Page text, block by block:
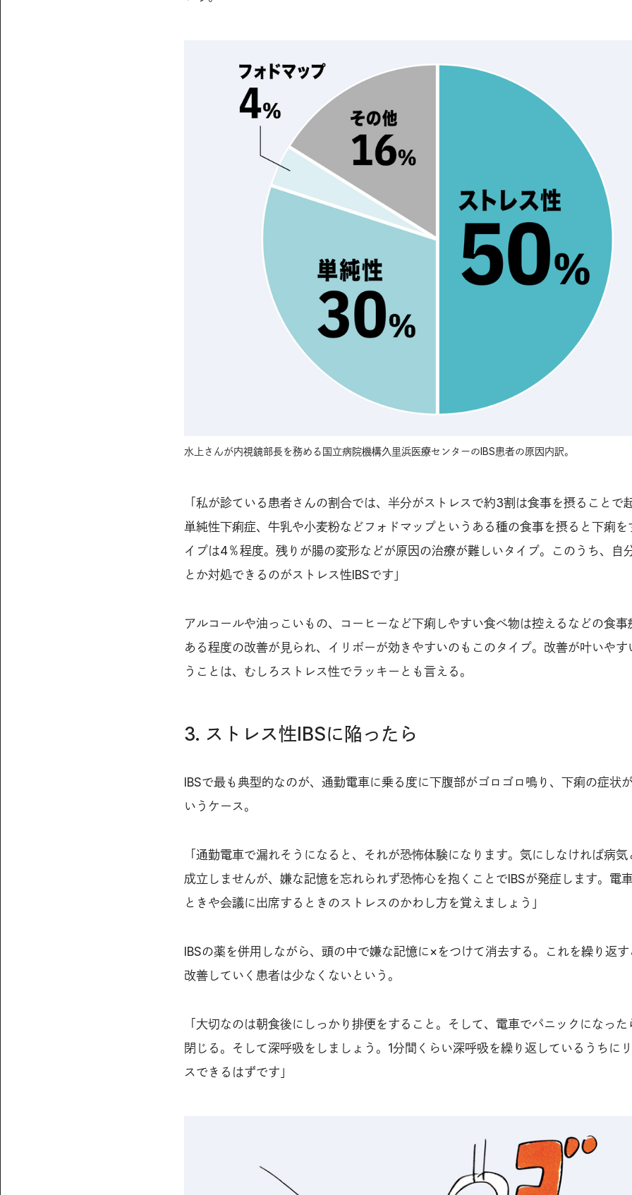
水上さんが内視鏡部長を務める国立病院機構久里浜医療センターのIBS患者の原因内訳。
「私が診ている患者さんの割合では、半分がストレスで約3割は食事を摂ることで
単純性下痢症、牛乳や小麦粉などフォドマップというある種の食事を摂ると下痢を
イプは4％程度。残りが腸の変形などが原因の治療が難しいタイプ。このうち、自
とか対処できるのがストレス性IBSです」
アルコールや油っこいもの、コーヒーなど下痢しやすい食べ物は控えるなどの食事
ある程度の改善が見られ、イリボーが効きやすいのもこのタイプ。改善が叶いやす
うことは、むしろストレス性でラッキーとも言える。
3. ストレス性IBSに陥ったら
IBSで最も典型的なのが、通勤電車に乗る度に下腹部がゴロゴロ鳴り、下痢の症状
いうケース。
「通勤電車で漏れそうになると、それが恐怖体験になります。気にしなければ病気
成立しませんが、嫌な記憶を忘れられず恐怖心を抱くことでIBSが発症します。電
ときや会議に出席するときのストレスのかわし方を覚えましょう」
IBSの薬を併用しながら、頭の中で嫌な記憶に×をつけて消去する。これを繰り返
改善していく患者は少なくないという。
「大切なのは朝食後にしっかり排便をすること。そして、電車でパニックになった
閉じる。そして深呼吸をしましょう。1分間くらい深呼吸を繰り返しているうちに
スできるはずです」